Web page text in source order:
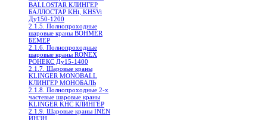
BALLOSTAR КЛИНГЕР
БАЛЛОСТАР KHi, KHSVi
Ду150-1200
2.1.5. Полнопроходные
шаровые краны BOHMER
БЕМЕР
2.1.6. Полнопроходные
шаровые краны RONEX
РОНЕКС Ду15-1400
2.1.7. Шаровые краны
KLINGER MONOBALL
КЛИНГЕР МОНОБАЛЬ
2.1.8. Полнопроходные 2-х
частевые шаровые краны
KLINGER KHC КЛИНГЕР
2.1.9. Шаровые краны INEN
ИНЭН